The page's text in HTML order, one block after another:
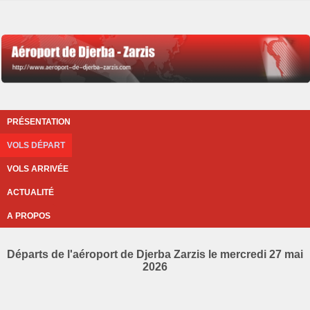
PRÉSENTATION
VOLS DÉPART
VOLS ARRIVÉE
ACTUALITÉ
A PROPOS
Départs de l'aéroport de Djerba Zarzis le mercredi 27 mai
2026